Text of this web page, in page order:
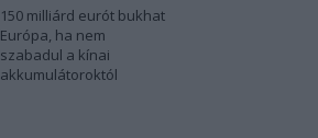
150 milliárd eurót bukhat
Európa, ha nem
szabadul a kínai
akkumulátoroktól